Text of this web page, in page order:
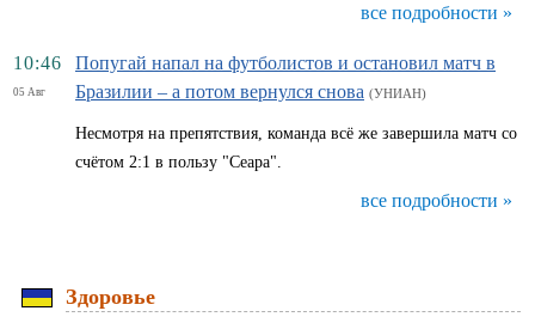
все подробности »
10:46
05 Авг
Попугай напал на футболистов и остановил матч в
Бразилии – а потом вернулся снова (УНИАН)
Несмотря на препятствия, команда всё же завершила матч со
счётом 2:1 в пользу "Сеара".
все подробности »
Здоровье